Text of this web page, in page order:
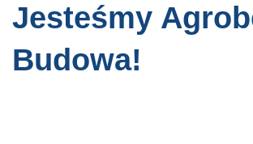
Jesteśmy
Budowa!